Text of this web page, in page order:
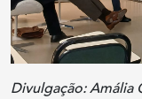
Divulgação: Amália